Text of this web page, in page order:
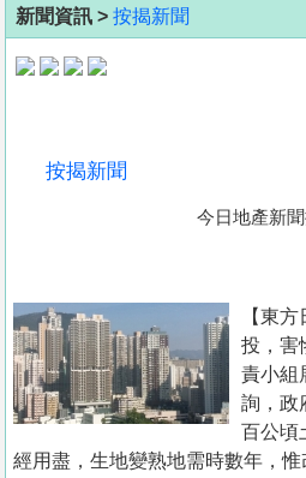
地
產
置
業
手
新聞資訊 > 按揭新聞
按揭新聞
今日地產新
【東
投，害
責小組
詢，政
百公頃
經用盡，生地變熟地需時數年，